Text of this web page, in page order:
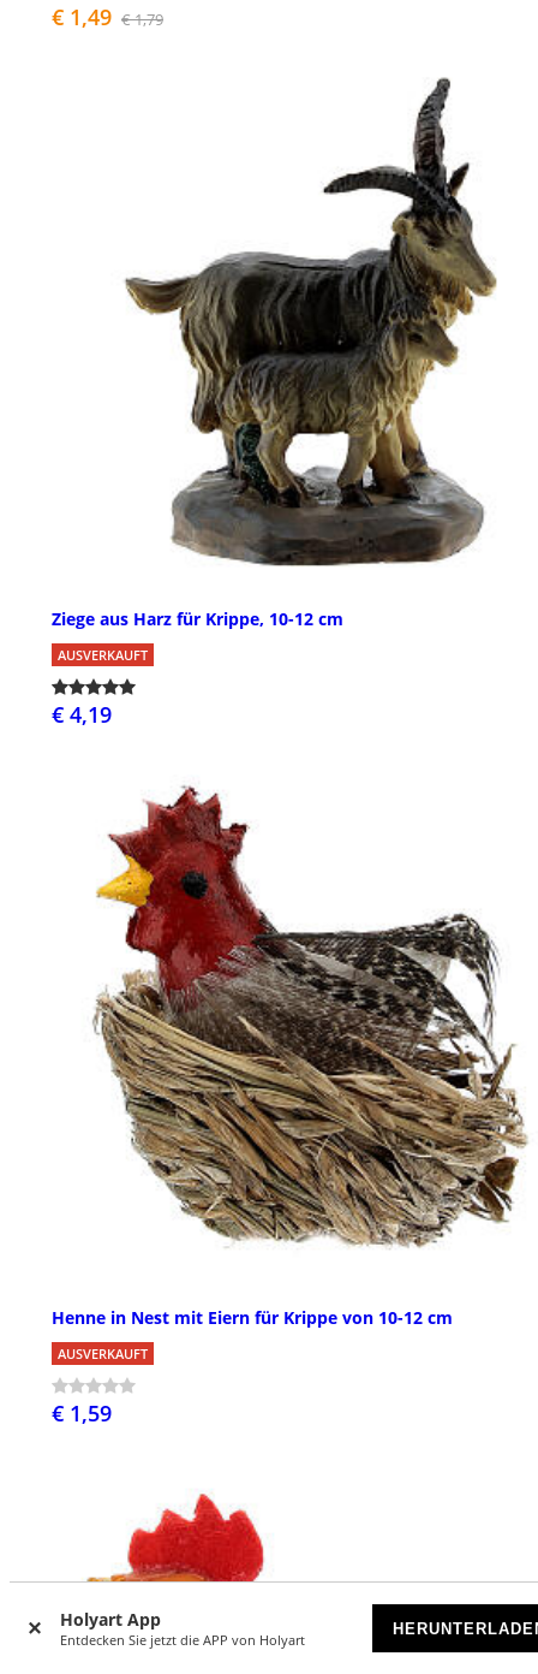
Holyart App
Entdecken Sie jetzt die APP von Holyart
€ 1,49 € 1,79
Ziege aus Harz für Krippe, 10-12 cm
AUSVERKAUFT
€ 4,19
Henne in Nest mit Eiern für Krippe von 10-12 cm
AUSVERKAUFT
€ 1,59